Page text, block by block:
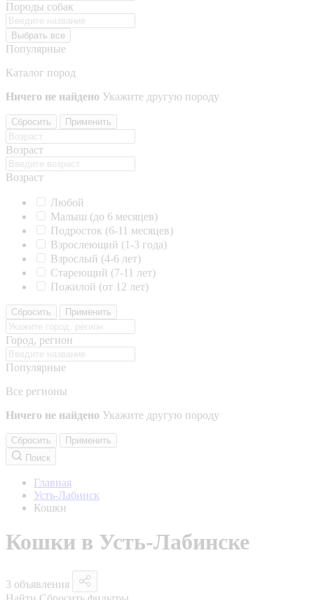
Породы собак
Выбрать все
Популярные
Каталог пород
Ничего не найдено Укажите другую породу
Сбросить Применить
Возраст
Возраст
Любой
Малыш (до 6 месяцев)
Подросток (6-11 месяцев)
Взрослеющий (1-3 года)
Взрослый (4-6 лет)
Стареющий (7-11 лет)
Пожилой (от 12 лет)
Сбросить Применить
Город, регион
Популярные
Все регионы
Ничего не найдено Укажите другую породу
Сбросить
Применить
Поиск
Главная
Усть-Лабинск
Кошки
Кошки в Усть-Лабинске
3 объявления